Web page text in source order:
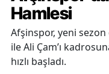
Hamlesi
Afşinspor, yeni
ile Ali Çam’ı
hızlı başladı.